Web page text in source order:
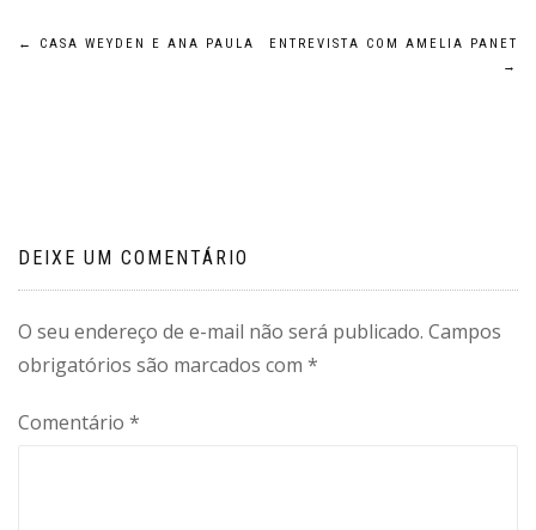
Navegação
← CASA WEYDEN E ANA PAULA
ENTREVISTA COM AMELIA PANET
→
DEIXE UM COMENTÁRIO
O seu endereço de e-mail não será publicado. Campos
obrigatórios são marcados com *
Comentário *